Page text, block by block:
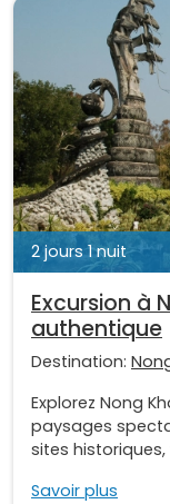
2 jours 1 nuit
Excursion à
authentique
Destination:
Explorez Nong
paysages
sites historiques,
Savoir plus